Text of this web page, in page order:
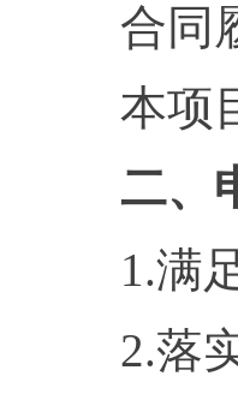
合同
本项
二、
1.满
2.落